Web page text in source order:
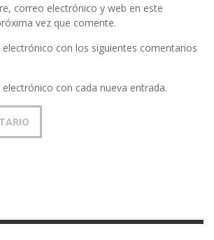
correo electrónico y web en este
vez que comente.
electrónico con los siguientes comentarios
con cada nueva entrada.